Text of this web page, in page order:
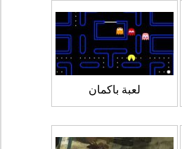
لعبة باكمان